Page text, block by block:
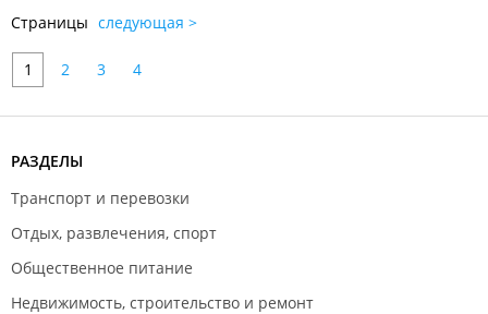
Страницы следующая >
1 2 3 4
РАЗДЕЛЫ
Транспорт и перевозки
Отдых, развлечения, спорт
Общественное питание
Недвижимость, строительство и ремонт